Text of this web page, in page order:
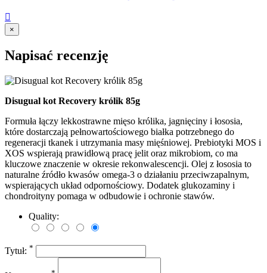

×
Napisać recenzję
Disugual kot Recovery królik 85g
Formuła łączy lekkostrawne mięso królika, jagnięciny i łososia,
które dostarczają pełnowartościowego białka potrzebnego do
regeneracji tkanek i utrzymania masy mięśniowej. Prebiotyki MOS i
XOS wspierają prawidłową pracę jelit oraz mikrobiom, co ma
kluczowe znaczenie w okresie rekonwalescencji. Olej z łososia to
naturalne źródło kwasów omega-3 o działaniu przeciwzapalnym,
wspierających układ odpornościowy. Dodatek glukozaminy i
chondroityny pomaga w odbudowie i ochronie stawów.
Quality:
Tytuł: *